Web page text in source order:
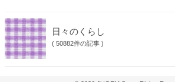
日々のくらし
( 50882件の記事 )